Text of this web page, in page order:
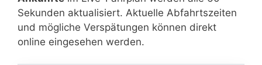
Sekunden aktualisiert. Aktuelle Abfahrtszeiten
und mögliche Verspätungen können direkt
online eingesehen werden.